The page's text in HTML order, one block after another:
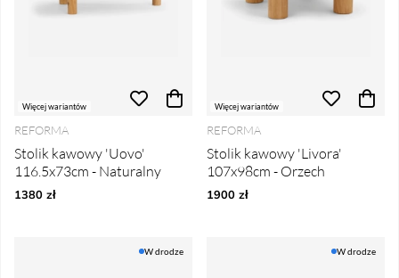
Więcej wariantów
REFORMA
Stolik kawowy 'Uovo'
116.5x73cm - Naturalny
1380 zł
Więcej wariantów
REFORMA
Stolik kawowy 'Livora'
107x98cm - Orzech
1900 zł
W drodze W drodze